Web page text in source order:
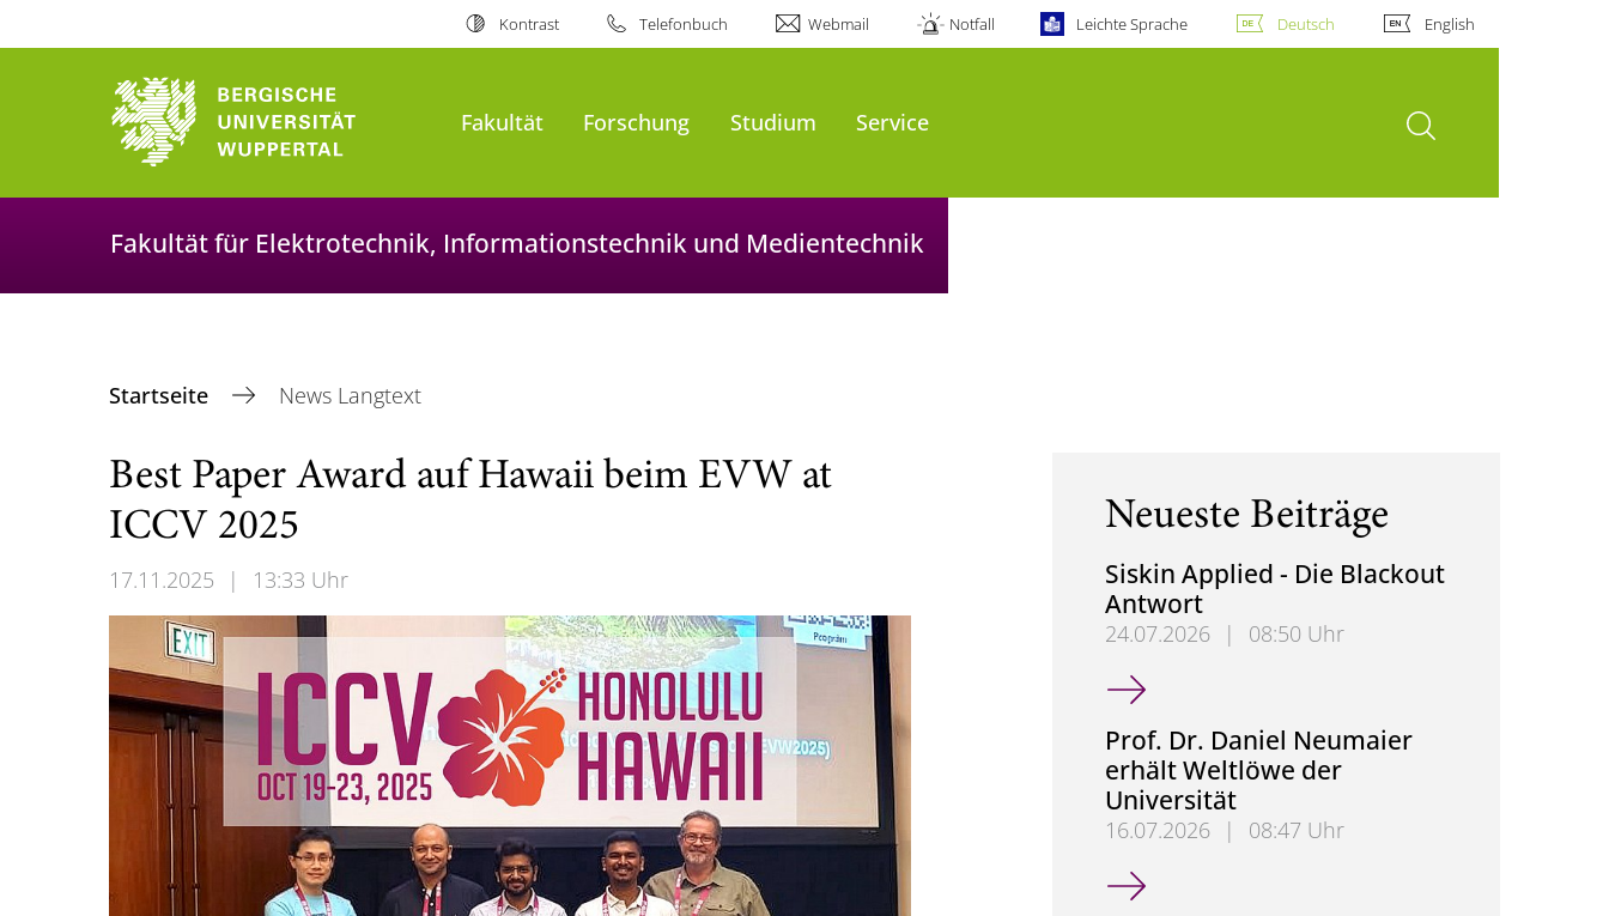
Kontrast Telefonbuch Webmail Notfall Leichte Sprache Deutsch English
Fakultät Forschung Studium Service Suche öffnen
Fakultät für Elektrotechnik, Informationstechnik und Medientechnik
Startseite News Langtext
Best Paper Award auf Hawaii beim EVW at
ICCV 2025
17.11.2025 | 13:33 Uhr
Neueste Beiträge
Siskin Applied - Die Blackout
Antwort
24.07.2026 |
08:50 Uhr
Siskin Applied - Die Blackout Antwort
Prof. Dr. Daniel Neumaier
erhält Weltlöwe der
Universität
16.07.2026 |
08:47 Uhr
Prof. Dr. Daniel Neumaier erhält Weltlöwe der